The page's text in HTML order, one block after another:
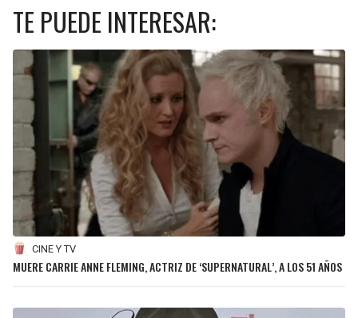
TE PUEDE INTERESAR:
CINE Y TV
MUERE CARRIE ANNE FLEMING, ACTRIZ DE ‘SUPERNATURAL’, A LOS 51 AÑOS